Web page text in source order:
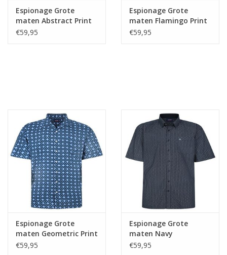
Espionage Grote
maten Abstract Print
Overhemd
€59,95
Espionage Grote
maten Flamingo Print
Overhemd
€59,95
Espionage Grote
maten Geometric Print
Overhemd
€59,95
Espionage Grote
maten Navy
Geometric Print
€59,95